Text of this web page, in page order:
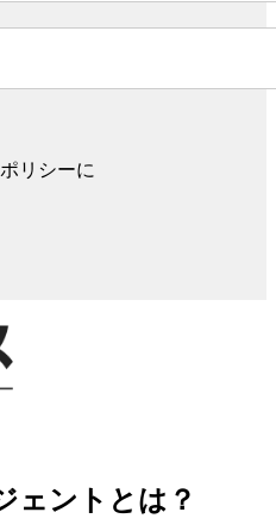
リシーに
ェントとは？